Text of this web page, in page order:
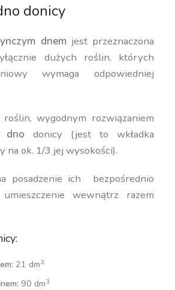
donicy
dnemjest przeznaczona
dużych roślin, których
wymaga odpowiedniej
wygodnym rozwiązaniem
dno donicy (jest to wkładka
na ok. 1/3 jej wysokości).
posadzenie ich bezpośrednio
wewnątrz razem
21 dm3
90 dm3